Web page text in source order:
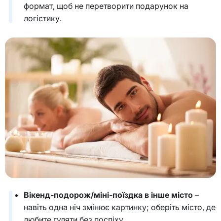
формат, щоб не перетворити подарунок на
логістику.
Вікенд-подорож/міні-поїздка в інше місто –
навіть одна ніч змінює картинку; оберіть місто, де